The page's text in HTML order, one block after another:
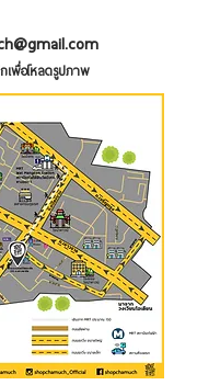
เพื่อโหลดรูปภาพ